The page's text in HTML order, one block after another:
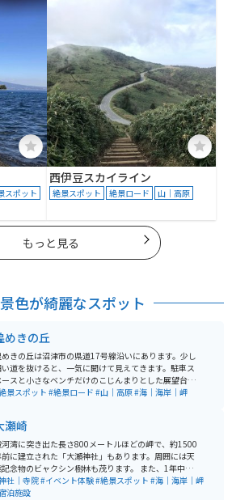
スポット
西伊豆スカイライン
絶景スポット 絶景ロード 山｜高原
もっと見る
色が綺麗なスポット
めきの丘
きの丘は沼津市の県道17号線沿いにあります。少し
道を抜けると、一気に開けて見えてきます。駐車ス
スと小さなベンチだけのこじんまりとした展望台で
、見える景色は本当に素晴らしいです。よく晴れた
くと、遊歩道になっており、古墳群がそのまま残さ
います。自然もそのまま残されているので、植物な
観察もできます。
景スポット #絶景ロード #山｜高原#海｜海岸｜岬
瀬崎
湾に突き出た長さ800メートルほどの岬で、約1500
に建立された「大瀬神社」もあります。周囲には天
念物のビャクシン樹林も茂ります。 また、1年中ダ
ーが訪れる日本を代表するビックダイビングフィー
であり、夏期シーズンには海水浴でにぎわう場所と
社｜寺院#イベント体験#絶景スポット #海｜海岸｜岬
泊施設